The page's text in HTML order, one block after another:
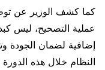
كما كشف الوزير عن
عملية التصحيح، ليس
إضافية لضمان الجودة
النظام خلال هذه